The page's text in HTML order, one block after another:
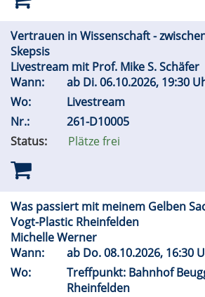
Vertrauen in Wissenschaft -
Skepsis
Livestream mit Prof. Mike S. Schäfer
Wann:
ab Di.06.10.2026, 19:30
Wo:
Livestream
Nr.:
261-D10005
Status:
Plätze frei
Was passiert mit meinem Gelben
Vogt-Plastic Rheinfelden
Michelle Werner
Wann:
ab Do.08.10.2026, 16:30
Wo:
Treffpunkt: Bahnhof
Rheinfelden